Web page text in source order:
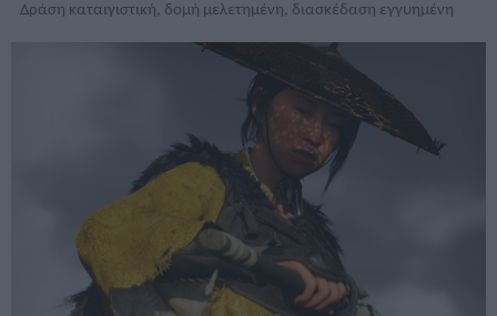
Δράση καταιγιστική, δομή μελετημένη, διασκέδαση εγγυημένη